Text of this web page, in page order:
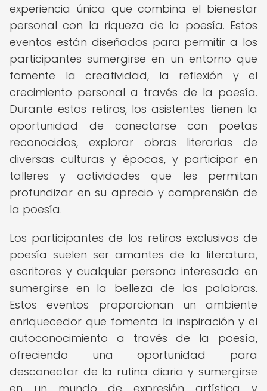
experiencia única que combina el bienestar
personal con la riqueza de la poesía. Estos
eventos están diseñados para permitir a los
participantes sumergirse en un entorno que
fomente la creatividad, la reflexión y el
crecimiento personal a través de la poesía.
Durante estos retiros, los asistentes tienen la
oportunidad de conectarse con poetas
reconocidos, explorar obras literarias de
diversas culturas y épocas, y participar en
talleres y actividades que les permitan
profundizar en su aprecio y comprensión de
la poesía.
Los participantes de los retiros exclusivos de
poesía suelen ser amantes de la literatura,
escritores y cualquier persona interesada en
sumergirse en la belleza de las palabras.
Estos eventos proporcionan un ambiente
enriquecedor que fomenta la inspiración y el
autoconocimiento a través de la poesía,
ofreciendo una oportunidad para
desconectar de la rutina diaria y sumergirse